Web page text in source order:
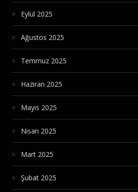
Eylül 2025
Ağustos 2025
Temmuz 2025
Haziran 2025
Mayıs 2025
Nisan 2025
Mart 2025
Şubat 2025